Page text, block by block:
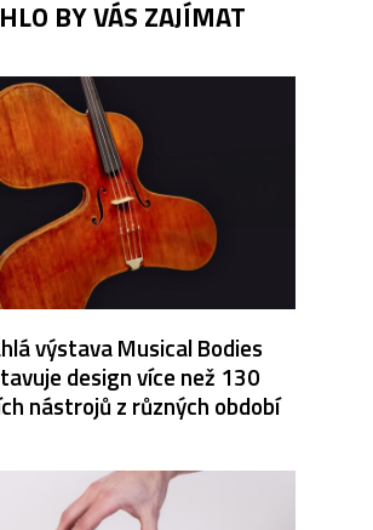
BY VÁS ZAJÍMAT
výstava Musical Bodies
design více než 130
nástrojů z různých období